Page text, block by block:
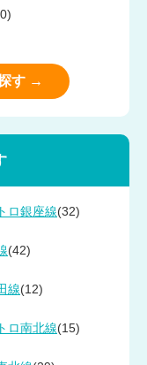
す →
ロ銀座線(32)
(42)
線(12)
ロ南北線(15)